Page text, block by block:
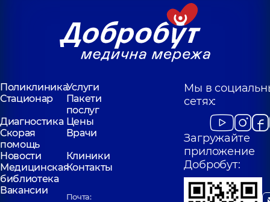
ПоликлиникаУслуги
Стационар
Пакети
послуг
Диагностика Цены
Скорая
помощь
Врачи
Новости
Клиники
Медицинская
библиотека
Контакты
Вакансии
Почта:
Мы в
сетях:
Загружайте
приложение
Добробут: